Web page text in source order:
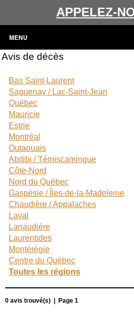
APPELEZ-
MENU
Avis de décès
Bas Saint-Laurent
Saguenay / Lac-Saint-Jean
Québec
Mauricie
Estrie
Montréal
Outaouais
Abitibi / Témiscamingue
Côte-Nord
Nord du Québec
Gaspésie / Îles-de-la-Madeleine
Chaudière / Appalaches
Laval
Lanaudière
Laurentides
Montérégie
Centre du Québec
Toutes les régions
0 avis trouvé(s) | Page 1